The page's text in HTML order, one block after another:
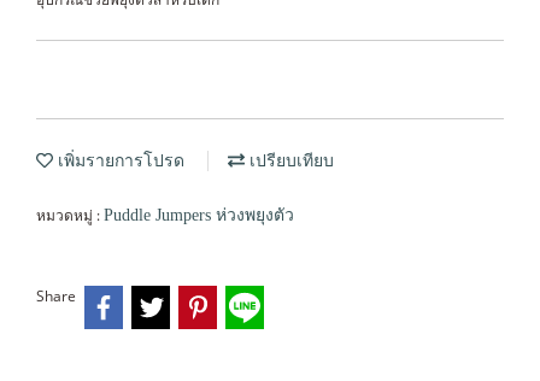
เพิ่มรายการโปรด เปรียบเทียบ
หมวดหมู่ : Puddle Jumpers ห่วงพยุงตัว
Share